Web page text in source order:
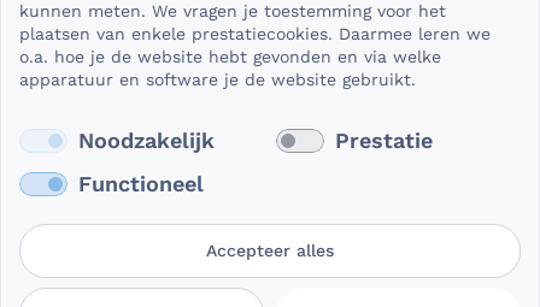
op rekenen bij BeterDichtbij.
Lees verder
kunnen meten. We vragen je toestemming voor het
plaatsen van enkele prestatiecookies. Daarmee leren we
o.a. hoe je de website hebt gevonden en via welke
apparatuur en software je de website gebruikt.
Noodzakelijk
Prestatie
Functioneel
Accepteer alles